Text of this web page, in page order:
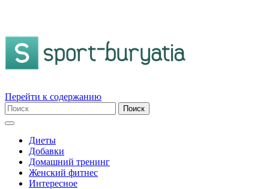
Перейти к содержанию
Диеты
Добавки
Домашний тренинг
Женский фитнес
Интересное